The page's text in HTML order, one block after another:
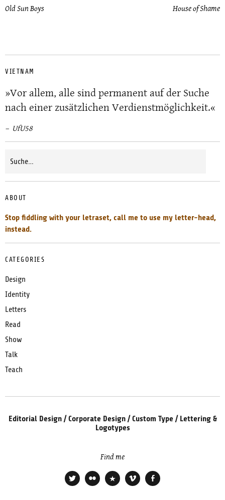
Old Sun Boys House of Shame
VIETNAM
»Vor allem, alle sind permanent auf der Suche
nach einer zusätzlichen Verdienstmöglichkeit.«
UfU58
ABOUT
Stop fiddling with your letraset, call me to use my letter-head,
instead.
CATEGORIES
Design
Identity
Letters
Read
Show
Talk
Teach
Editorial Design / Corporate Design / Custom Type / Lettering &
Logotypes
Find me
Twitter Flickr Xing Vimeo Facebook